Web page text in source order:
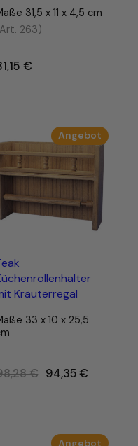
31,5 x 11 x 4,5 cm
263)
€
Angebot
im
Kräuterregal
33 x 10 x 25,5
€ Ursprünglicher
94,35€
Angebot